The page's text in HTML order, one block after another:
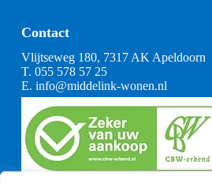
Contact
Vlijtseweg 180, 7317 AK Apeldoorn
T. 055 578 57 25
E. info@middelink-wonen.nl